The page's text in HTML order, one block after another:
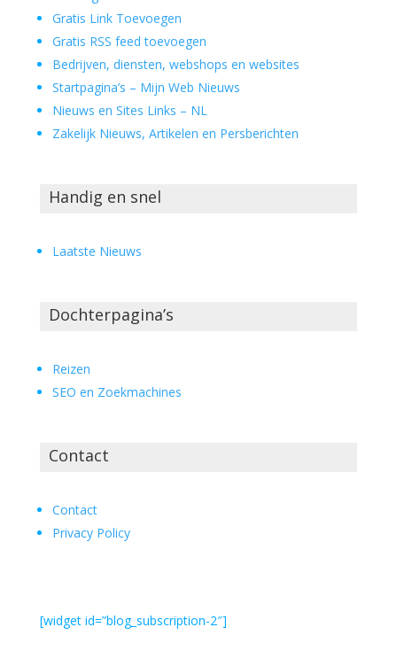
Gratis Link Toevoegen
Gratis RSS feed toevoegen
Bedrijven, diensten, webshops en websites
Startpagina’s – Mijn Web Nieuws
Nieuws en Sites Links – NL
Zakelijk Nieuws, Artikelen en Persberichten
Handig en snel
Laatste Nieuws
Dochterpagina’s
Reizen
SEO en Zoekmachines
Contact
Contact
Privacy Policy
[widget id=”blog_subscription-2″]